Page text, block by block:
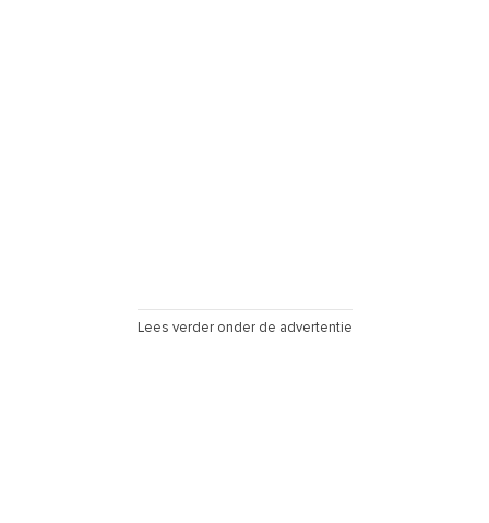
Lees verder onder de advertentie